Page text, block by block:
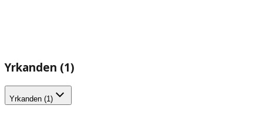
Yrkanden (1)
Yrkanden (1)